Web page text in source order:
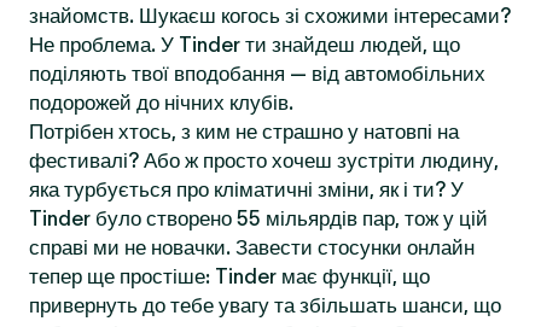
знайомств. Шукаєш когось зі схожими інтересами?
Не проблема. У Tinder ти знайдеш людей, що
поділяють твої вподобання — від автомобільних
подорожей до нічних клубів.
Потрібен хтось, з ким не страшно у натовпі на
фестивалі? Або ж просто хочеш зустріти людину,
яка турбується про кліматичні зміни, як і ти? У
Tinder було створено 55 мільярдів пар, тож у цій
справі ми не новачки. Завести стосунки онлайн
тепер ще простіше: Tinder має функції, що
привернуть до тебе увагу та збільшать шанси, що